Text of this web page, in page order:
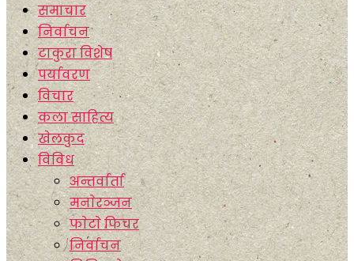
समाचार
निर्वाचन
टाकुरा विशेष
पर्यावरण
विचार
कला साहित्य
खेलकुद
विविध
अन्तर्वार्ता
मनाेरञ्जन
फाेटाे फिचर
निर्वाचन